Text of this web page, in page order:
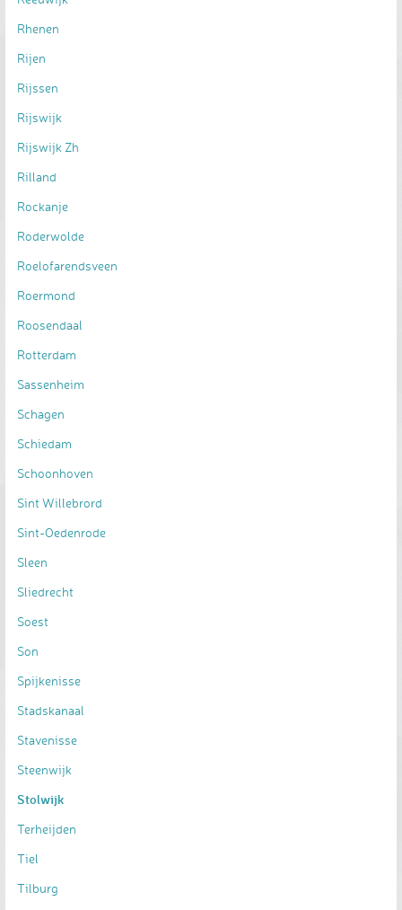
Rhenen
Rijen
Rijssen
Rijswijk
Rijswijk Zh
Rilland
Rockanje
Roderwolde
Roelofarendsveen
Roermond
Roosendaal
Rotterdam
Sassenheim
Schagen
Schiedam
Schoonhoven
Sint Willebrord
Sint-Oedenrode
Sleen
Sliedrecht
Soest
Son
Spijkenisse
Stadskanaal
Stavenisse
Steenwijk
Stolwijk
Terheijden
Tiel
Tilburg